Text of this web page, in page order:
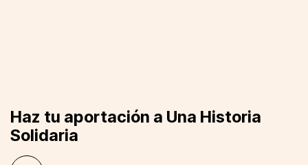
Haz tu aportación a Una Historia
Solidaria